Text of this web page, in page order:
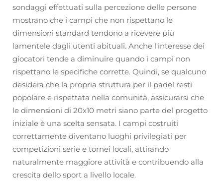
sondaggi effettuati sulla percezione delle persone
mostrano che i campi che non rispettano le
dimensioni standard tendono a ricevere più
lamentele dagli utenti abituali. Anche l'interesse dei
giocatori tende a diminuire quando i campi non
rispettano le specifiche corrette. Quindi, se qualcuno
desidera che la propria struttura per il padel resti
popolare e rispettata nella comunità, assicurarsi che
le dimensioni di 20x10 metri siano parte del progetto
iniziale è una scelta sensata. I campi costruiti
correttamente diventano luoghi privilegiati per
competizioni serie e tornei locali, attirando
naturalmente maggiore attività e contribuendo alla
crescita dello sport a livello locale.